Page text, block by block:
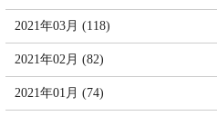
2021年03月 (118)
2021年02月 (82)
2021年01月 (74)